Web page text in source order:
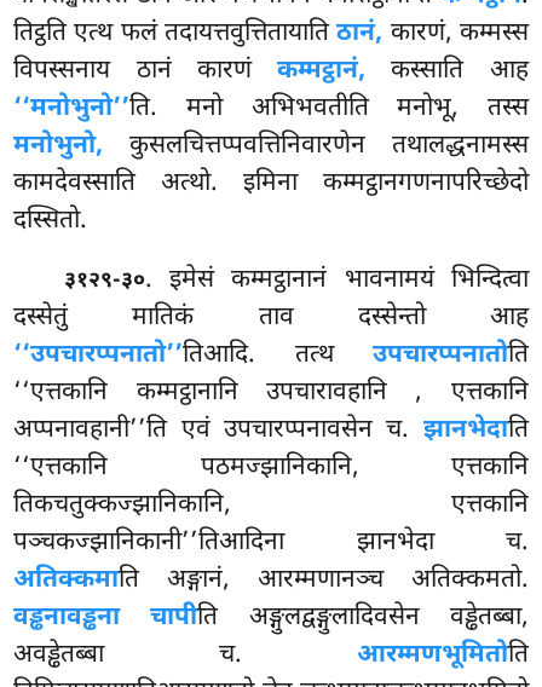
तिट्ठति एत्थ फलं तदायत्तवुत्तितायातिठानं, कारणं, कम्मस्स
विपस्सनाय ठानं कारणंकम्मट्ठानं, कस्साति आह
‘‘मनोभुनो’’ति. मनो अभिभवतीति मनोभू, तस्स
मनोभुनो, कुसलचित्तप्पवत्तिनिवारणेन तथालद्धनामस्स
कामदेवस्साति अत्थो. इमिना कम्मट्ठानगणनापरिच्छेदो
दस्सितो.
३१२९-३०. इमेसं कम्मट्ठानानं भावनामयं भिन्दित्वा
दस्सेतुं मातिकं ताव दस्सेन्तो आह
‘‘उपचारप्पनातो’’तिआदि. तत्थ उपचारप्पनातोति
‘‘एत्तकानि कम्मट्ठानानि उपचारावहानि , एत्तकानि
अप्पनावहानी’’ति एवं उपचारप्पनावसेन च. झानभेदाति
‘‘एत्तकानि पठमज्झानिकानि, एत्तकानि
तिकचतुक्कज्झानिकानि, एत्तकानि
पञ्चकज्झानिकानी’’तिआदिना झानभेदा च.
अतिक्कमाति अङ्गानं, आरम्मणानञ्च अतिक्कमतो.
वड्ढनावड्ढना चापीति अङ्गुलद्वङ्गुलादिवसेन वड्ढेतब्बा,
अवड्ढेतब्बा च. आरम्मणभूमितोति